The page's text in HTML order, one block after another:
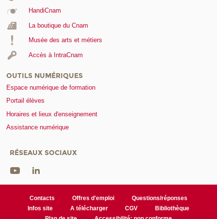
HandiCnam
La boutique du Cnam
Musée des arts et métiers
Accès à IntraCnam
OUTILS NUMÉRIQUES
Espace numérique de formation
Portail élèves
Horaires et lieux d'enseignement
Assistance numérique
RÉSEAUX SOCIAUX
Contacts Offres d'emploi
Questions/réponses
Infos site
A télécharger CGV
Bibliothèque